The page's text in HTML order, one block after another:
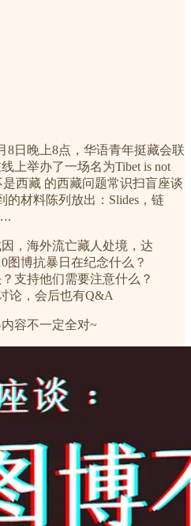
8日晚上8点，华语青年挺藏会联
上举办了一场名为Tibet is not
是西藏 的西藏问题常识扫盲座谈
材料陈列放出：Slides，链
，海外流亡藏人处境，达
图博抗暴日在纪念什么？
支持他们需要注意什么？
论，会后也有Q&A
容不一定全对~